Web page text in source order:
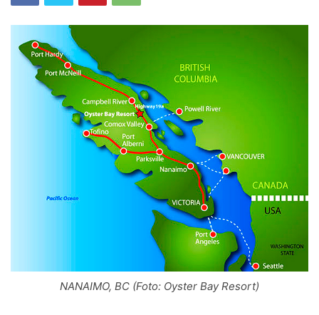
NANAIMO, BC (Foto: Oyster Bay Resort)